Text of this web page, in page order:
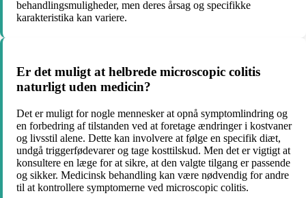
behandlingsmuligheder, men deres årsag og specifikke
karakteristika kan variere.
Er det muligt at helbrede microscopic colitis
naturligt uden medicin?
Det er muligt for nogle mennesker at opnå symptomlindring og
en forbedring af tilstanden ved at foretage ændringer i kostvaner
og livsstil alene. Dette kan involvere at følge en specifik diæt,
undgå triggerfødevarer og tage kosttilskud. Men det er vigtigt at
konsultere en læge for at sikre, at den valgte tilgang er passende
og sikker. Medicinsk behandling kan være nødvendig for andre
til at kontrollere symptomerne ved microscopic colitis.